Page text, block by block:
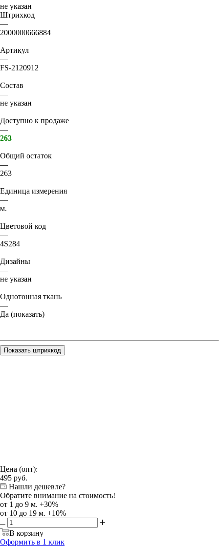
не указан
Штрихкод
—
2000000666884
Артикул
—
FS-2120912
Состав
—
не указан
Доступно к продаже
—
263
Общий остаток
—
263
Единица измерения
—
м.
Цветовой код
—
4S284
Дизайны
—
не указан
Однотонная ткань
—
Да (показать)
Показать штрихкод
Цена (опт):
495 руб.
Нашли дешевле?
Обратите внимание на стоимость!
от 1 до 9 м. +30%
от 10 до 19 м. +10%
В корзину
Оформить в 1 клик